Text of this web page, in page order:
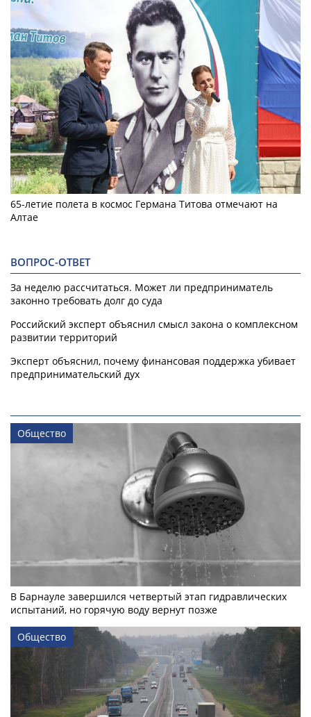
65-летие полета в космос Германа Титова отмечают на
Алтае
ВОПРОС-ОТВЕТ
За неделю рассчитаться. Может ли предприниматель
законно требовать долг до суда
Российский эксперт объяснил смысл закона о комплексном
развитии территорий
Эксперт объяснил, почему финансовая поддержка убивает
предпринимательский дух
Общество
В Барнауле завершился четвертый этап гидравлических
испытаний, но горячую воду вернут позже
Общество